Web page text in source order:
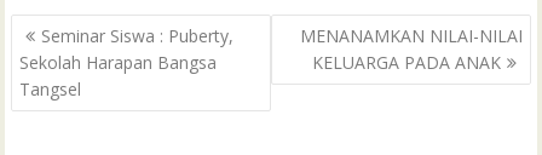
o
o
k
e
r
A
p
M
a
g
e
d
I
r
e
a
t
Post
navigation
Seminar Siswa : Puberty,
Sekolah Harapan Bangsa
Tangsel
MENANAMKAN NILAI-NILAI
KELUARGA PADA ANAK